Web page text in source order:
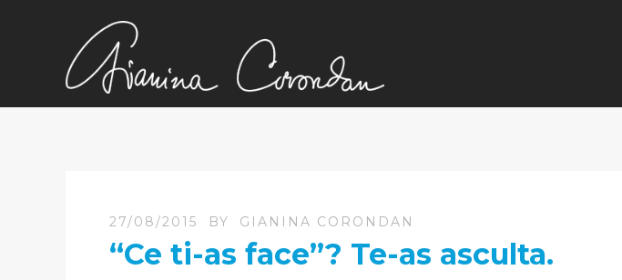
27/08/2015 BY GIANINA CORONDAN
“Ce ti-as face”? Te-as asculta.